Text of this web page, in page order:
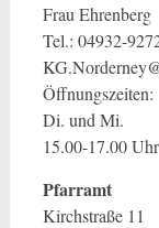
Frau Ehrenberg
Tel.: 04932-
Öffnungszeiten:
Di. und Mi.
15.00-17.00 Uhr
Pfarramt
Kirchstraße 11